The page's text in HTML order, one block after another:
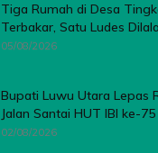
Tiga Rumah di Desa
Terbakar, Satu Ludes
05/08/2026
Bupati Luwu Utara Lepas
Jalan Santai HUT IBI ke-75
02/08/2026